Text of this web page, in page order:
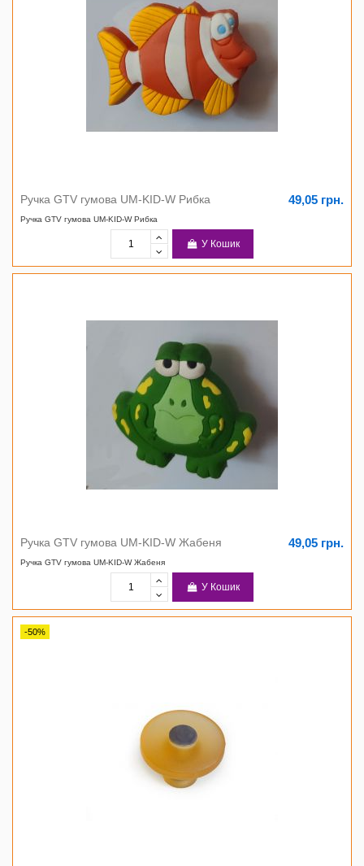
Ручка GTV гумова UM-KID-W Рибка 49,05 грн.
Ручка GTV гумова UM-KID-W Рибка
У Кошик
Ручка GTV гумова UM-KID-W Жабеня 49,05 грн.
Ручка GTV гумова UM-KID-W Жабеня
У Кошик
-50%